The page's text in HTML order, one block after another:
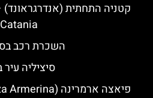
Catania
השכרת רכב
סיציליה עיר